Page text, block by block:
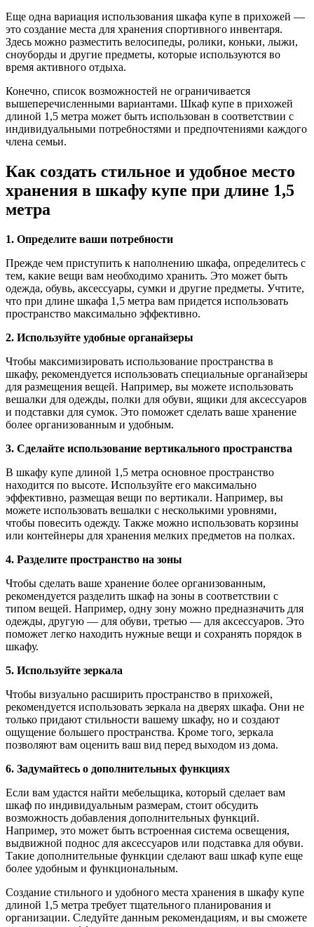
Еще одна вариация использования шкафа купе в прихожей —
это создание места для хранения спортивного инвентаря.
Здесь можно разместить велосипеды, ролики, коньки, лыжи,
сноуборды и другие предметы, которые используются во
время активного отдыха.
Конечно, список возможностей не ограничивается
вышеперечисленными вариантами. Шкаф купе в прихожей
длиной 1,5 метра может быть использован в соответствии с
индивидуальными потребностями и предпочтениями каждого
члена семьи.
Как создать стильное и удобное место
хранения в шкафу купе при длине 1,5
метра
1. Определите ваши потребности
Прежде чем приступить к наполнению шкафа, определитесь с
тем, какие вещи вам необходимо хранить. Это может быть
одежда, обувь, аксессуары, сумки и другие предметы. Учтите,
что при длине шкафа 1,5 метра вам придется использовать
пространство максимально эффективно.
2. Используйте удобные органайзеры
Чтобы максимизировать использование пространства в
шкафу, рекомендуется использовать специальные органайзеры
для размещения вещей. Например, вы можете использовать
вешалки для одежды, полки для обуви, ящики для аксессуаров
и подставки для сумок. Это поможет сделать ваше хранение
более организованным и удобным.
3. Сделайте использование вертикального пространства
В шкафу купе длиной 1,5 метра основное пространство
находится по высоте. Используйте его максимально
эффективно, размещая вещи по вертикали. Например, вы
можете использовать вешалки с несколькими уровнями,
чтобы повесить одежду. Также можно использовать корзины
или контейнеры для хранения мелких предметов на полках.
4. Разделите пространство на зоны
Чтобы сделать ваше хранение более организованным,
рекомендуется разделить шкаф на зоны в соответствии с
типом вещей. Например, одну зону можно предназначить для
одежды, другую — для обуви, третью — для аксессуаров. Это
поможет легко находить нужные вещи и сохранять порядок в
шкафу.
5. Используйте зеркала
Чтобы визуально расширить пространство в прихожей,
рекомендуется использовать зеркала на дверях шкафа. Они не
только придают стильности вашему шкафу, но и создают
ощущение большего пространства. Кроме того, зеркала
позволяют вам оценить ваш вид перед выходом из дома.
6. Задумайтесь о дополнительных функциях
Если вам удастся найти мебельщика, который сделает вам
шкаф по индивидуальным размерам, стоит обсудить
возможность добавления дополнительных функций.
Например, это может быть встроенная система освещения,
выдвижной поднос для аксессуаров или подставка для обуви.
Такие дополнительные функции сделают ваш шкаф купе еще
более удобным и функциональным.
Создание стильного и удобного места хранения в шкафу купе
длиной 1,5 метра требует тщательного планирования и
организации. Следуйте данным рекомендациям, и вы сможете